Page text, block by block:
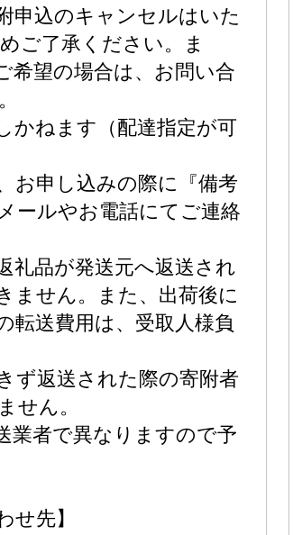
申込のキャンセルはいた
ご了承ください。ま
希望の場合は、お問い合
かねます（配達指定が可
お申し込みの際に『備考
ールやお電話にてご連絡
礼品が発送元へ返送され
ません。また、出荷後に
転送費用は、受取人様負
ず返送された際の寄附者
せん。
業者で異なりますので予
せ先】